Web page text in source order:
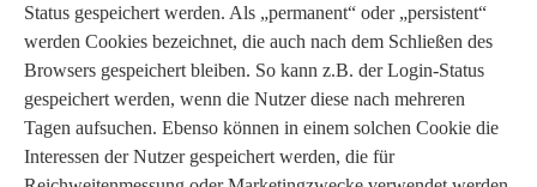
Status gespeichert werden. Als „permanent“ oder „persistent“
werden Cookies bezeichnet, die auch nach dem Schließen des
Browsers gespeichert bleiben. So kann z.B. der Login-Status
gespeichert werden, wenn die Nutzer diese nach mehreren
Tagen aufsuchen. Ebenso können in einem solchen Cookie die
Interessen der Nutzer gespeichert werden, die für